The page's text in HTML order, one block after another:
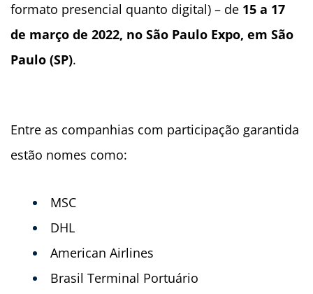
formato presencial quanto digital) – de 15 a 17
de março de 2022, no São Paulo Expo, em São
Paulo (SP).
Entre as companhias com participação garantida
estão nomes como:
MSC
DHL
American Airlines
Brasil Terminal Portuário